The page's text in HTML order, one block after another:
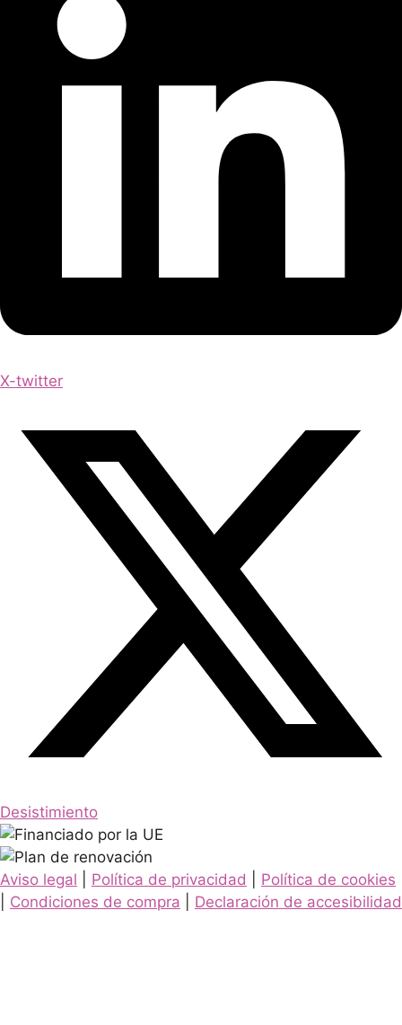
X-twitter
Desistimiento
Aviso legal Política de privacidad
Política de cookies
Condiciones de compra Declaración de accesibilidad